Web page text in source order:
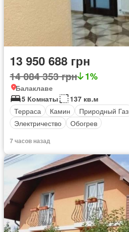
13 950 688 грн
14 084 353 грн 1%
Балаклаве
5 Комнаты
137 кв.м
Терраса
Камин Природный Газ
Электричество
Обогрев
7 часов назад